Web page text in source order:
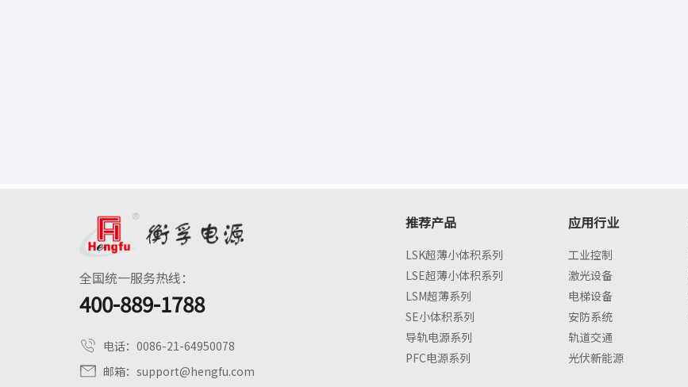
全国统一服务热线：
400-889-1788
电话： 0086-21-64950078
邮箱： support@hengfu.com
推荐产品
LSK超薄小体积系列
LSE超薄小体积系列
LSM超薄系列
SE小体积系列
导轨电源系列
PFC电源系列
应用行业
工业控制
激光设备
电梯设备
安防系统
轨道交通
光伏新能源